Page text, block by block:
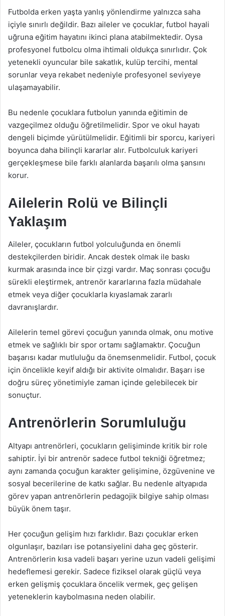
Futbolda erken yaşta yanlış yönlendirme yalnızca saha
içiyle sınırlı değildir. Bazı aileler ve çocuklar, futbol hayali
uğruna eğitim hayatını ikinci plana atabilmektedir. Oysa
profesyonel futbolcu olma ihtimali oldukça sınırlıdır. Çok
yetenekli oyuncular bile sakatlık, kulüp tercihi, mental
sorunlar veya rekabet nedeniyle profesyonel seviyeye
ulaşamayabilir.
Bu nedenle çocuklara futbolun yanında eğitimin de
vazgeçilmez olduğu öğretilmelidir. Spor ve okul hayatı
dengeli biçimde yürütülmelidir. Eğitimli bir sporcu, kariyeri
boyunca daha bilinçli kararlar alır. Futbolculuk kariyeri
gerçekleşmese bile farklı alanlarda başarılı olma şansını
korur.
Ailelerin Rolü ve Bilinçli
Yaklaşım
Aileler, çocukların futbol yolculuğunda en önemli
destekçilerden biridir. Ancak destek olmak ile baskı
kurmak arasında ince bir çizgi vardır. Maç sonrası çocuğu
sürekli eleştirmek, antrenör kararlarına fazla müdahale
etmek veya diğer çocuklarla kıyaslamak zararlı
davranışlardır.
Ailelerin temel görevi çocuğun yanında olmak, onu motive
etmek ve sağlıklı bir spor ortamı sağlamaktır. Çocuğun
başarısı kadar mutluluğu da önemsenmelidir. Futbol, çocuk
için öncelikle keyif aldığı bir aktivite olmalıdır. Başarı ise
doğru süreç yönetimiyle zaman içinde gelebilecek bir
sonuçtur.
Antrenörlerin Sorumluluğu
Altyapı antrenörleri, çocukların gelişiminde kritik bir role
sahiptir. İyi bir antrenör sadece futbol tekniği öğretmez;
aynı zamanda çocuğun karakter gelişimine, özgüvenine ve
sosyal becerilerine de katkı sağlar. Bu nedenle altyapıda
görev yapan antrenörlerin pedagojik bilgiye sahip olması
büyük önem taşır.
Her çocuğun gelişim hızı farklıdır. Bazı çocuklar erken
olgunlaşır, bazıları ise potansiyelini daha geç gösterir.
Antrenörlerin kısa vadeli başarı yerine uzun vadeli gelişimi
hedeflemesi gerekir. Sadece fiziksel olarak güçlü veya
erken gelişmiş çocuklara öncelik vermek, geç gelişen
yeteneklerin kaybolmasına neden olabilir.